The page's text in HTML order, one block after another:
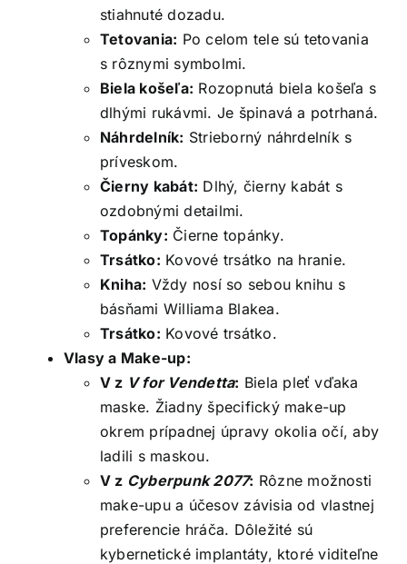
stiahnuté dozadu.
Tetovania: Po celom tele sú tetovania
s rôznymi symbolmi.
Biela košeľa: Rozopnutá biela košeľa s
dlhými rukávmi. Je špinavá a potrhaná.
Náhrdelník: Strieborný náhrdelník s
príveskom.
Čierny kabát: Dlhý, čierny kabát s
ozdobnými detailmi.
Topánky: Čierne topánky.
Trsátko: Kovové trsátko na hranie.
Kniha: Vždy nosí so sebou knihu s
básňami Williama Blakea.
Trsátko: Kovové trsátko.
Vlasy a Make-up:
V z V for Vendetta: Biela pleť vďaka
maske. Žiadny špecifický make-up
okrem prípadnej úpravy okolia očí, aby
ladili s maskou.
V z Cyberpunk 2077: Rôzne možnosti
make-upu a účesov závisia od vlastnej
preferencie hráča. Dôležité sú
kybernetické implantáty, ktoré viditeľne